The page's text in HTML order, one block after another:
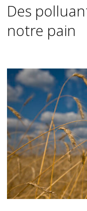
contenu
principal
Des
notre pain